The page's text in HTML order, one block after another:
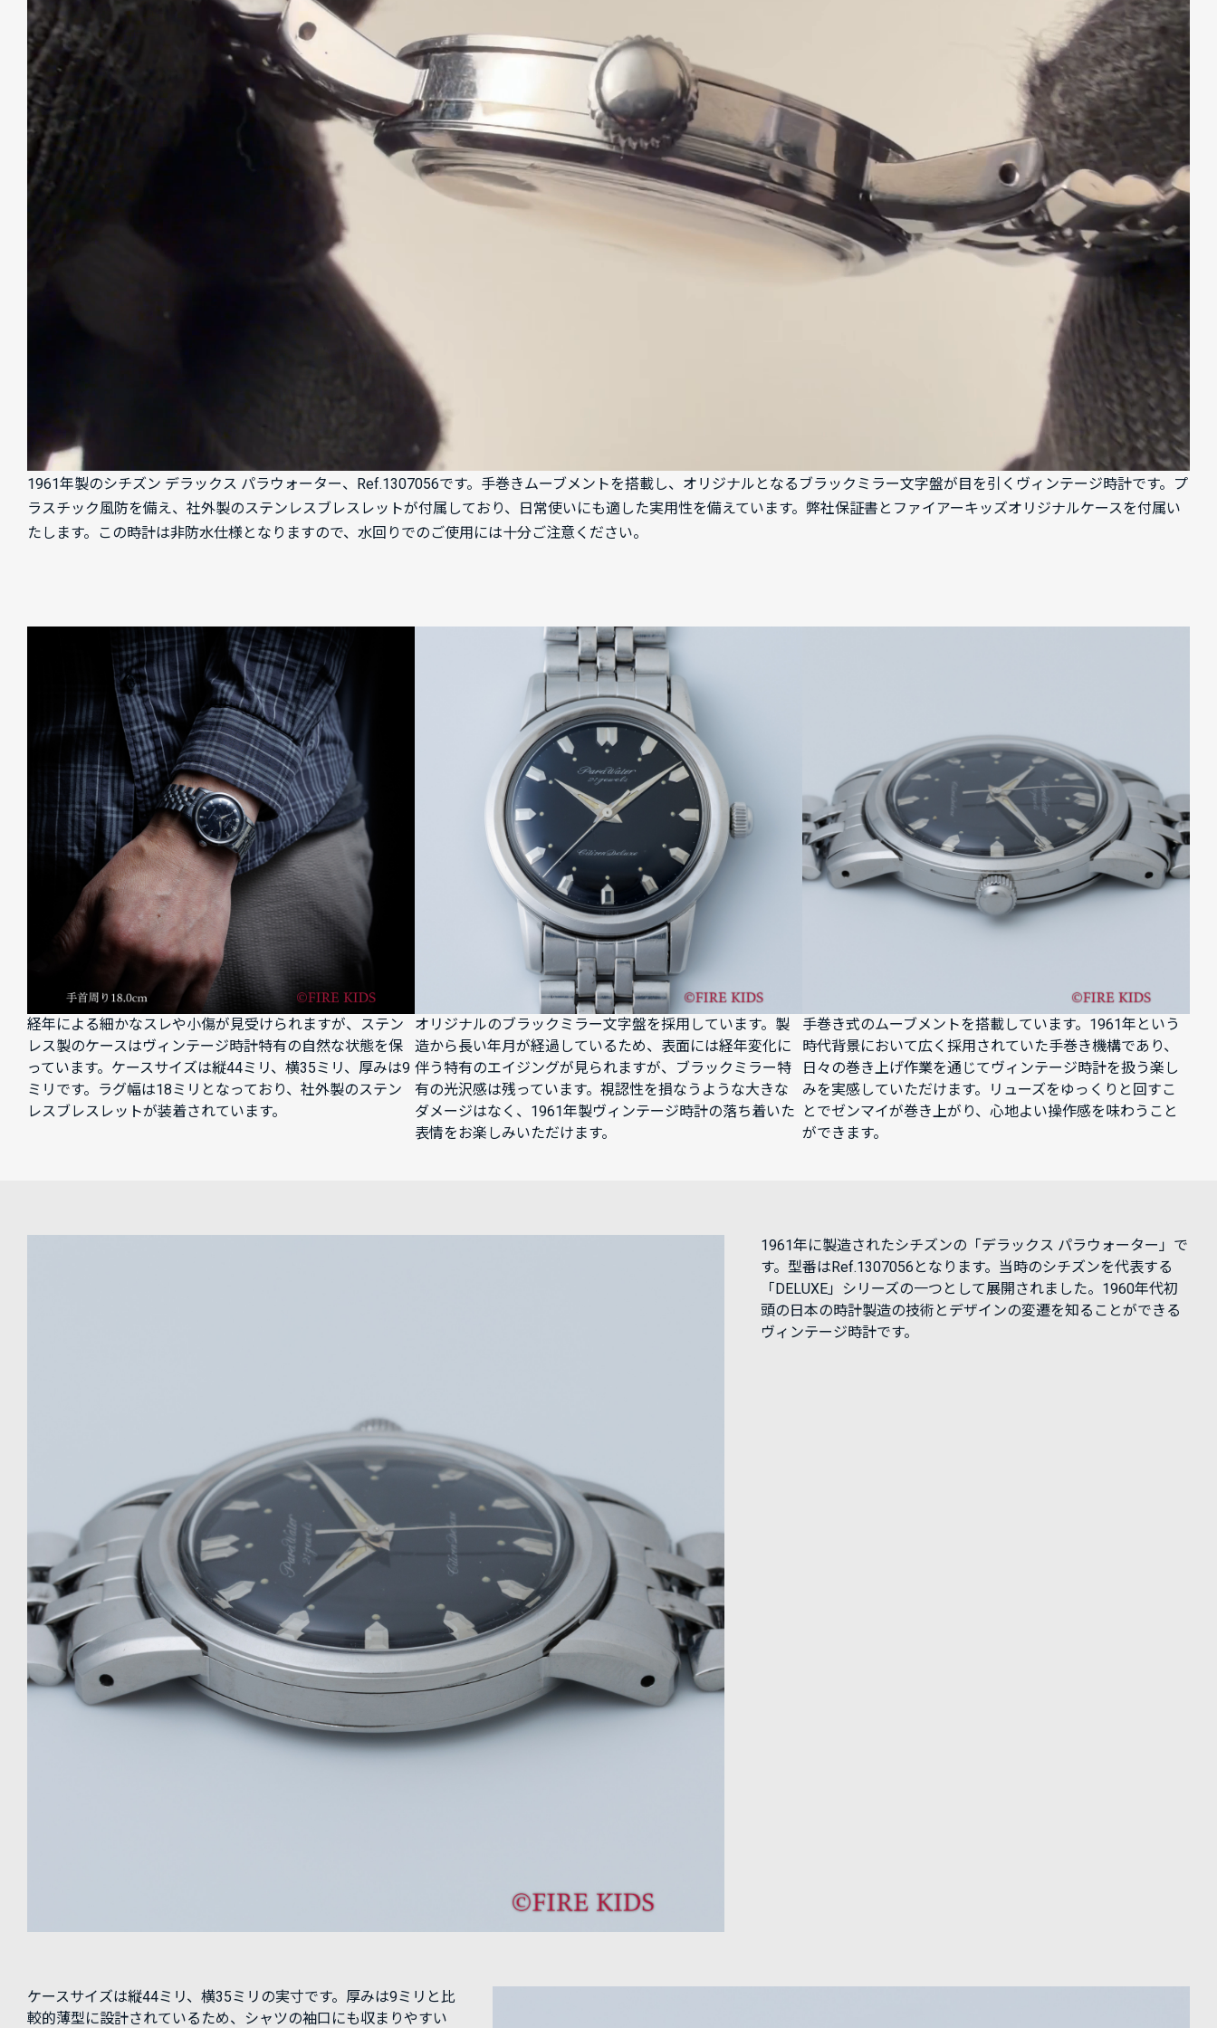
1961年製のシチズン デラックス パラウォーター、Ref.1307056です。手巻きムーブメントを搭載し、オリジナルとなるブラックミラー文字盤が目を引くヴィンテージ時計です。プ
ラスチック風防を備え、社外製のステンレスブレスレットが付属しており、日常使いにも適した実用性を備えています。弊社保証書とファイアーキッズオリジナルケースを付属い
たします。この時計は非防水仕様となりますので、水回りでのご使用には十分ご注意ください。
経年による細かなスレや小傷が見受けられますが、ステン
レス製のケースはヴィンテージ時計特有の自然な状態を保
っています。ケースサイズは縦44ミリ、横35ミリ、厚みは9
ミリです。ラグ幅は18ミリとなっており、社外製のステン
レスブレスレットが装着されています。
オリジナルのブラックミラー文字盤を採用しています。製
造から長い年月が経過しているため、表面には経年変化に
伴う特有のエイジングが見られますが、ブラックミラー特
有の光沢感は残っています。視認性を損なうような大きな
ダメージはなく、1961年製ヴィンテージ時計の落ち着いた
表情をお楽しみいただけます。
手巻き式のムーブメントを搭載しています。1961年という
時代背景において広く採用されていた手巻き機構であり、
日々の巻き上げ作業を通じてヴィンテージ時計を扱う楽し
みを実感していただけます。リューズをゆっくりと回すこ
とでゼンマイが巻き上がり、心地よい操作感を味わうこと
ができます。
1961年に製造されたシチズンの「デラックス パラウォーター」で
す。型番はRef.1307056となります。当時のシチズンを代表する
「DELUXE」シリーズの一つとして展開されました。1960年代初
頭の日本の時計製造の技術とデザインの変遷を知ることができる
ヴィンテージ時計です。
ケースサイズは縦44ミリ、横35ミリの実寸です。厚みは9ミリと比
較的薄型に設計されているため、シャツの袖口にも収まりやすい